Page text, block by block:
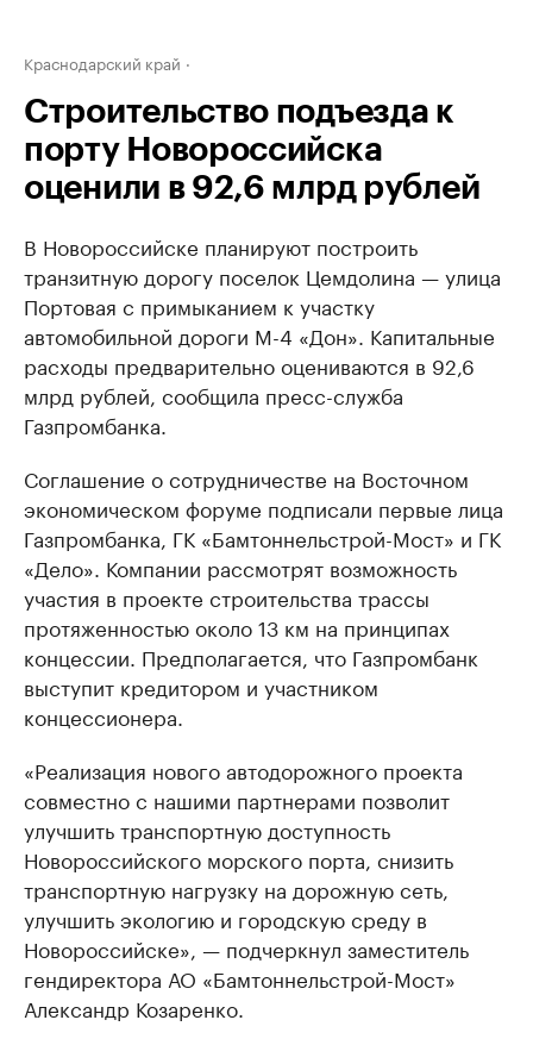
Краснодарский край
Строительство подъезда к
порту Новороссийска
оценили в 92,6 млрд рублей
В Новороссийске планируют построить
транзитную дорогу поселок Цемдолина — улица
Портовая с примыканием к участку
автомобильной дороги М-4 «Дон». Капитальные
расходы предварительно оцениваются в 92,6
млрд рублей, сообщила пресс-служба
Газпромбанка.
Соглашение о сотрудничестве на Восточном
экономическом форуме подписали первые лица
Газпромбанка, ГК «Бамтоннельстрой-Мост» и ГК
«Дело». Компании рассмотрят возможность
участия в проекте строительства трассы
протяженностью около 13 км на принципах
концессии. Предполагается, что Газпромбанк
выступит кредитором и участником
концессионера.
«Реализация нового автодорожного проекта
совместно с нашими партнерами позволит
улучшить транспортную доступность
Новороссийского морского порта, снизить
транспортную нагрузку на дорожную сеть,
улучшить экологию и городскую среду в
Новороссийске», — подчеркнул заместитель
гендиректора АО «Бамтоннельстрой-Мост»
Александр Козаренко.